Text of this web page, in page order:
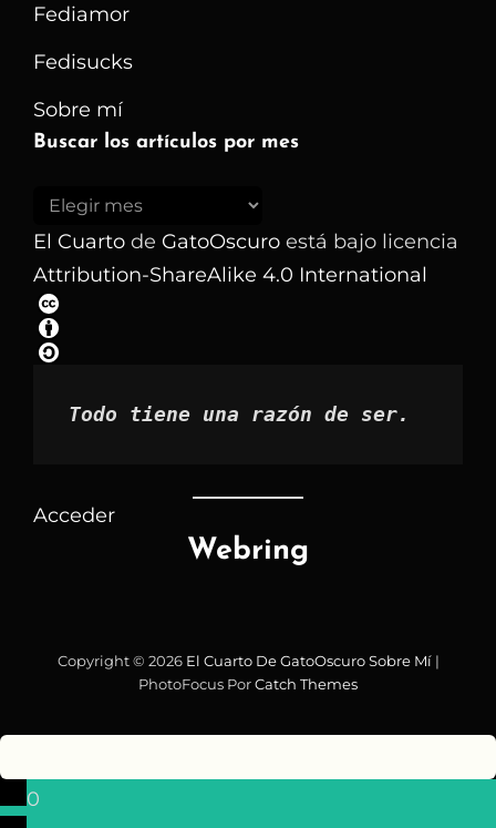
Fediamor
Fedisucks
Sobre mí
Buscar los artículos por mes
Buscar
los
artículos
por
mes
El Cuarto de GatoOscuro está bajo licencia
Attribution-ShareAlike 4.0 International
Todo tiene una razón de ser.
Acceder
Webring
Copyright © 2026 El Cuarto De GatoOscuro Sobre Mí|
PhotoFocus PorCatch Themes
0